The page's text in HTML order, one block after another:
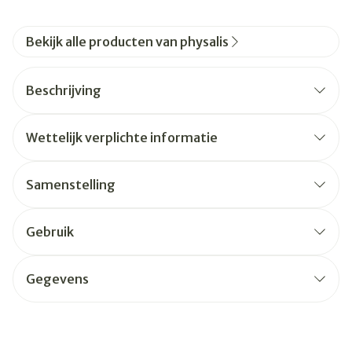
Bekijk alle producten van physalis
Beschrijving
Wettelijk verplichte informatie
Samenstelling
Gebruik
Gegevens